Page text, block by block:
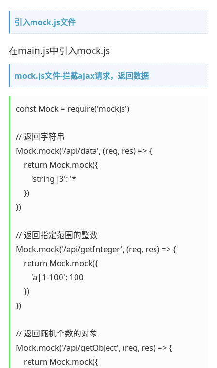
引入mock.js文件
在main.js中引入mock.js
mock.js文件-拦截ajax请求，返回数据
const Mock = require('mockjs')
// 返回字符串
Mock.mock('/api/data', (req, res) => {
    return Mock.mock({
        'string|3': '*'
    })
})
// 返回指定范围的整数
Mock.mock('/api/getInteger', (req, res) => {
    return Mock.mock({
        'a|1-100': 100
    })
})
// 返回随机个数的对象
Mock.mock('/api/getObject', (req, res) => {
    return Mock.mock({